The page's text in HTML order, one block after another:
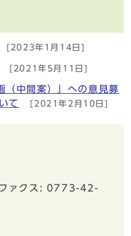
[2023年1月14日]
[2021年5月11日]
（中間案）」への意見募
て
[2021年2月10日]
ァクス: 0773-42-